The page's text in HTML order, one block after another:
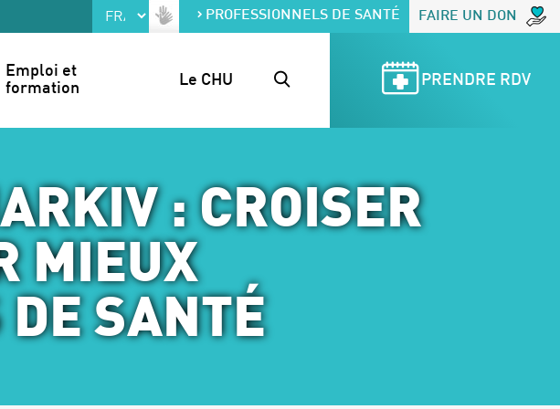
PROFESSIONNELS DE SANTÉ FAIRE UN DON
Emploi et
formation
Le CHU PRENDRE RDV
: CROISER
MIEUX
DE SANTÉ